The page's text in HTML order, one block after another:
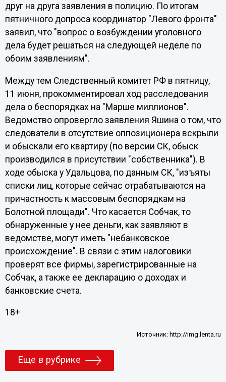
друг на друга заявления в полицию. По итогам
пятничного допроса координатор "Левого фронта"
заявил, что "вопрос о возбуждении уголовного
дела будет решаться на следующей неделе по
обоим заявлениям".
Между тем Следственный комитет РФ в пятницу,
11 июня, прокомментировал ход расследования
дела о беспорядках на "Марше миллионов".
Ведомство опровергло заявления Яшина о том, что
следователи в отсутствие оппозиционера вскрыли
и обыскали его квартиру (по версии СК, обыск
производился в присутствии "собственника"). В
ходе обыска у Удальцова, по данным СК, "изъяты
списки лиц, которые сейчас отрабатываются на
причастность к массовым беспорядкам на
Болотной площади". Что касается Собчак, то
обнаруженные у нее деньги, как заявляют в
ведомстве, могут иметь "небанковское
происхождение". В связи с этим налоговики
проверят все фирмы, зарегистрированные на
Собчак, а также ее декларацию о доходах и
банковские счета.
18+
Источник: http://img.lenta.ru
Еще в рубрике